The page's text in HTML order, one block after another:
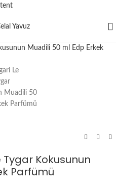
Kokusunun
Parfümü